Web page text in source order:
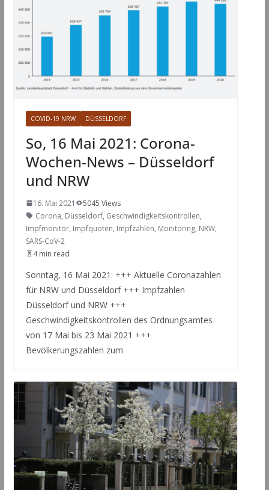
COVID-19 NRW DÜSSELDORF
So, 16 Mai 2021: Corona-
Wochen-News – Düsseldorf
und NRW
16. Mai 2021
5045 Views
Corona, Düsseldorf, Geschwindigkeitskontrollen,
Impfmonitor, Impfquoten, Impfzahlen, Monitoring, NRW,
SARS-CoV-2
4 min read
Sonntag, 16 Mai 2021: +++ Aktuelle Coronazahlen
für NRW und Düsseldorf +++ Impfzahlen
Düsseldorf und NRW +++
Geschwindigkeitskontrollen des Ordnungsamtes
von 17 Mai bis 23 Mai 2021 +++
Bevölkerungszahlen zum